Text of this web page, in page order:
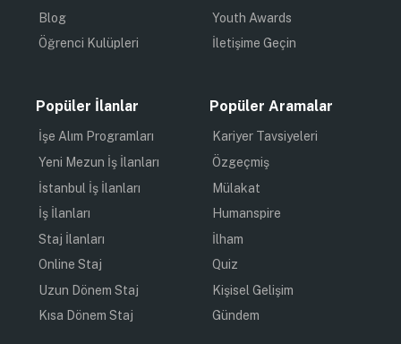
Blog
Öğrenci Kulüpleri
Youth Awards
İletişime Geçin
Popüler İlanlar
İşe Alım Programları
Yeni Mezun İş İlanları
İstanbul İş İlanları
İş İlanları
Staj İlanları
Online Staj
Uzun Dönem Staj
Kısa Dönem Staj
Popüler Aramalar
Kariyer Tavsiyeleri
Özgeçmiş
Mülakat
Humanspire
İlham
Quiz
Kişisel Gelişim
Gündem